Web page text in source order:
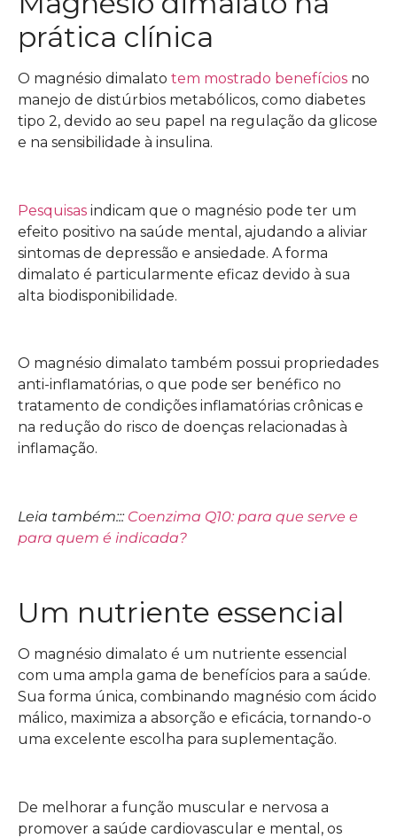
prática clínica
O magnésio dimalato tem mostrado benefícios no
manejo de distúrbios metabólicos, como diabetes
tipo 2, devido ao seu papel na regulação da glicose
e na sensibilidade à insulina.
Pesquisas indicam que o magnésio pode ter um
efeito positivo na saúde mental, ajudando a aliviar
sintomas de depressão e ansiedade. A forma
dimalato é particularmente eficaz devido à sua
alta biodisponibilidade.
O magnésio dimalato também possui propriedades
anti-inflamatórias, o que pode ser benéfico no
tratamento de condições inflamatórias crônicas e
na redução do risco de doenças relacionadas à
inflamação.
Leia também::: Coenzima Q10: para que serve e
para quem é indicada?
Um nutriente essencial
O magnésio dimalato é um nutriente essencial
com uma ampla gama de benefícios para a saúde.
Sua forma única, combinando magnésio com ácido
málico, maximiza a absorção e eficácia, tornando-o
uma excelente escolha para suplementação.
De melhorar a função muscular e nervosa a
promover a saúde cardiovascular e mental, os